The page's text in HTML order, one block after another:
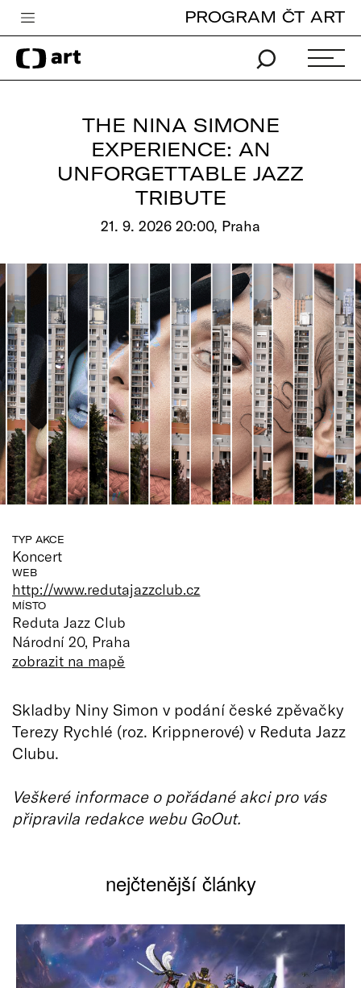
Česká televize
Zpravodajství
TV program
Vše o ČT
PROGRAM ČT ART
THE NINA SIMONE
EXPERIENCE: AN
UNFORGETTABLE JAZZ
TRIBUTE
21. 9. 2026 20:00, Praha
TYP AKCE
Koncert
WEB
http://www.redutajazzclub.cz
MÍSTO
Reduta Jazz Club
Národní 20, Praha
zobrazit na mapě
Skladby Niny Simon v podání české zpěvačky
Terezy Rychlé (roz. Krippnerové) v Reduta Jazz
Clubu.
Veškeré informace o pořádané akci pro vás
připravila redakce webu GoOut.
nejčtenější články